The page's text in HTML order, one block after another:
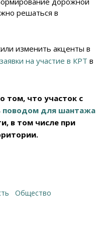
решаться в
изменить акценты в
на участие в КРТ в
том, что участок с
поводом для шантажа
в том числе при
Общество